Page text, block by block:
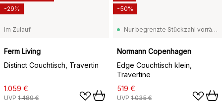
Im Zulauf
Ferm Living
Distinct Couchtisch, Travertin
1.059 €
UVP 1.489 €
-29%
Nur begrenzte Stückzahl vorrätig
Normann Copenhagen
Edge Couchtisch klein,
Travertine
519 €
UVP 1.035 €
-50%